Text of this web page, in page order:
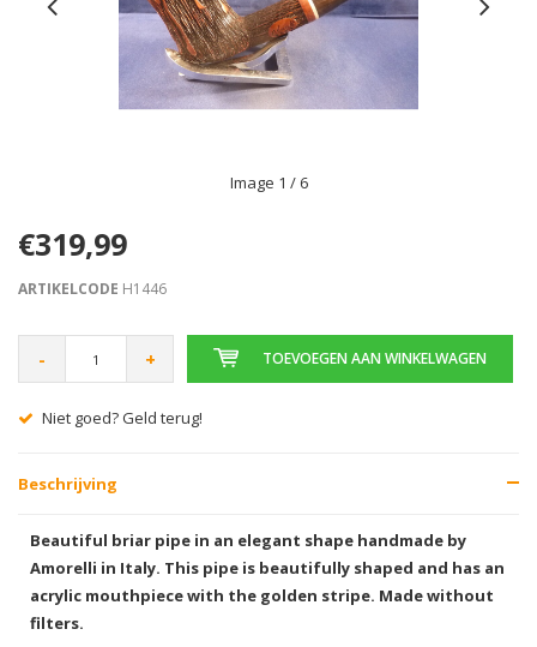
Image 1 / 6
€319,99
ARTIKELCODE H1446
- + TOEVOEGEN AAN WINKELWAGEN
Geld terug!
Beschrijving
Beautiful briar pipe in an elegant shape handmade by
Amorelli in Italy. This pipe is beautifully shaped and has an
acrylic mouthpiece with the golden stripe. Made without
filters.